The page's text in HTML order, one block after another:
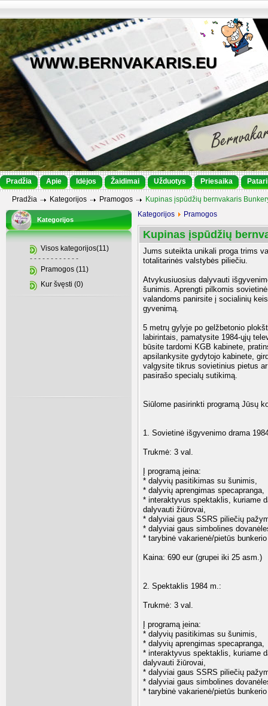
WWW.BERNVAKARIS.EU
Pradžia Apie Idėjos Žaidimai Užduotys Priesaika
Pradžia Kategorijos Pramogos Kupinas įspūdžių bernvakaris
Kategorijos
Visos kategorijos(11)
- - - - - - - - - - - -
Pramogos (11)
Kur švęsti (0)
Kategorijos Pramogos
Kupinas įspūdžių
Jums suteikta unikali proga trims
totalitarinės valstybės piliečiu.
Atvykusiuosius dalyvauti
šunimis. Aprengti pilkomis
valandoms panirsite į socialinių
gyvenimą.
5 metrų gylyje po gelžbetonio
labirintais, pamatysite 1984-ųjų
būsite tardomi KGB kabinete,
apsilankysite gydytojo kabinete,
valgysite tikrus sovietinius pietus
pasirašo specialų sutikimą.
Siūlome pasirinkti programą Jūsų
1. Sovietinė išgyvenimo drama
Trukmė: 3 val.
Į programą įeina:
* dalyvių pasitikimas su šunimis,
* dalyvių aprengimas specapranga,
* interaktyvus spektaklis, kuriame
dalyvauti žiūrovai,
* dalyviai gaus SSRS piliečių
* dalyviai gaus simbolines
* tarybinė vakarienė/pietūs
Kaina: 690 eur (grupei iki 25 asm.)
2. Spektaklis 1984 m.:
Trukmė: 3 val.
Į programą įeina:
* dalyvių pasitikimas su šunimis,
* dalyvių aprengimas specapranga,
* interaktyvus spektaklis, kuriame
dalyvauti žiūrovai,
* dalyviai gaus SSRS piliečių
* dalyviai gaus simbolines
* tarybinė vakarienė/pietūs